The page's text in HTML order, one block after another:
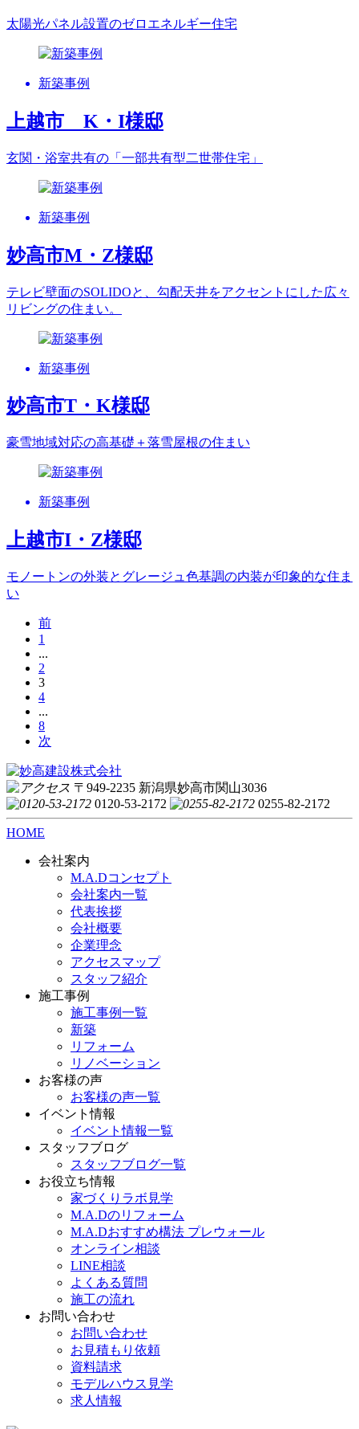
太陽光パネル設置のゼロエネルギー住宅
新築事例
上越市 K・I様邸
玄関・浴室共有の「一部共有型二世帯住宅」
新築事例
妙高市M・Z様邸
テレビ壁面のSOLIDOと、勾配天井をアクセントにした広々
リビングの住まい。
新築事例
妙高市T・K様邸
豪雪地域対応の高基礎＋落雪屋根の住まい
新築事例
上越市I・Z様邸
モノートンの外装とグレージュ色基調の内装が印象的な住ま
い
前
1
...
2
3
4
...
8
次
〒949-2235 新潟県妙高市関山3036
0120-53-2172
0255-82-2172
HOME
会社案内
M.A.Dコンセプト
会社案内一覧
代表挨拶
会社概要
企業理念
アクセスマップ
スタッフ紹介
施工事例
施工事例一覧
新築
リフォーム
リノベーション
お客様の声
お客様の声一覧
イベント情報
イベント情報一覧
スタッフブログ
スタッフブログ一覧
お役立ち情報
家づくりラボ見学
M.A.Dのリフォーム
M.A.Dおすすめ構法 プレウォール
オンライン相談
LINE相談
よくある質問
施工の流れ
お問い合わせ
お問い合わせ
お見積もり依頼
資料請求
モデルハウス見学
求人情報